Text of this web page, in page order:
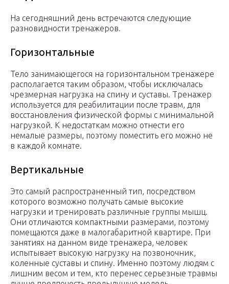
На сегодняшний день встречаются следующие
разновидности тренажеров.
Горизонтальные
Тело занимающегося на горизонтальном тренажере
располагается таким образом, чтобы исключалась
чрезмерная нагрузка на спину и суставы. Тренажер
используется для реабилитации после травм, для
восстановления физической формы с минимальной
нагрузкой. К недостаткам можно отнести его
немалые размеры, поэтому поместить его можно не
в каждой комнате.
Вертикальные
Это самый распространенный тип, посредством
которого возможно получать самые высокие
нагрузки и тренировать различные группы мышц.
Они отличаются компактными размерами, поэтому
помещаются даже в малогабаритной квартире. При
занятиях на данном виде тренажера, человек
испытывает высокую нагрузку на позвоночник,
коленные суставы и спину. Именно поэтому людям с
лишним весом и тем, кто перенес серьезные травмы